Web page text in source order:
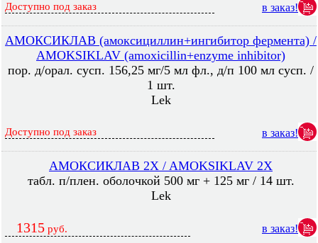
Доступно под заказ в заказ!
АМОКСИКЛАВ (амоксициллин+ингибитор фермента) /
AMOKSIKLAV (amoxicillin+enzyme inhibitor)
пор. д/орал. сусп. 156,25 мг/5 мл фл., д/п 100 мл сусп. /
1 шт.
Lek
Доступно под заказ в заказ!
АМОКСИКЛАВ 2X / AMOKSIKLAV 2X
табл. п/плен. оболочкой 500 мг + 125 мг / 14 шт.
Lek
1315 руб. в заказ!